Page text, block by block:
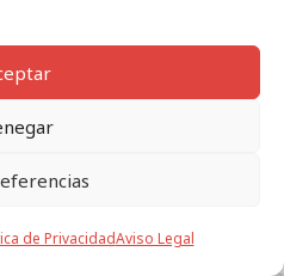
de PrivacidadAviso Legal